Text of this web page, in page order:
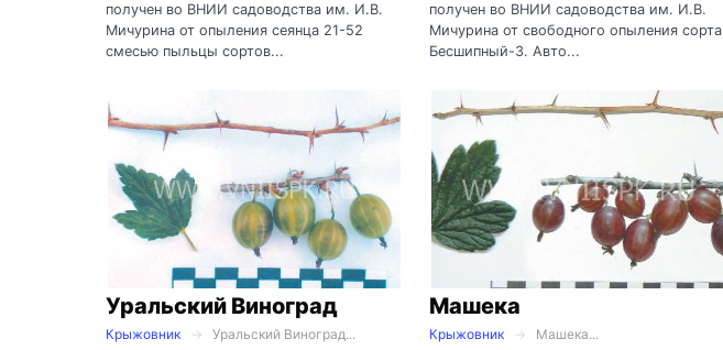
получен во ВНИИ садоводства им. И.В.
Мичурина от опыления сеянца 21-52
смесью пыльцы сортов...
получен во ВНИИ садоводства им. И.В.
Мичурина от свободного опыления сорта
Бесшипный-3. Авто...
Уральский Виноград
Крыжовник
Уральский Виноград...
Машека
Крыжовник
Машека...